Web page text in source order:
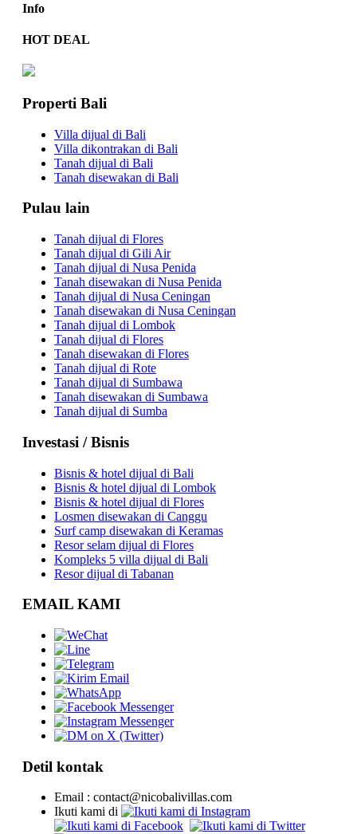
Info
HOT DEAL
Properti Bali
Villa dijual di Bali
Villa dikontrakan di Bali
Tanah dijual di Bali
Tanah disewakan di Bali
Pulau lain
Tanah dijual di Flores
Tanah dijual di Gili Air
Tanah dijual di Nusa Penida
Tanah disewakan di Nusa Penida
Tanah dijual di Nusa Ceningan
Tanah disewakan di Nusa Ceningan
Tanah dijual di Lombok
Tanah dijual di Flores
Tanah disewakan di Flores
Tanah dijual di Rote
Tanah dijual di Sumbawa
Tanah disewakan di Sumbawa
Tanah dijual di Sumba
Investasi / Bisnis
Bisnis & hotel dijual di Bali
Bisnis & hotel dijual di Lombok
Bisnis & hotel dijual di Flores
Losmen disewakan di Canggu
Surf camp disewakan di Keramas
Resor selam dijual di Flores
Kompleks 5 villa dijual di Bali
Resor dijual di Tabanan
EMAIL KAMI
Detil kontak
Email : contact@nicobalivillas.com
Ikuti kami di